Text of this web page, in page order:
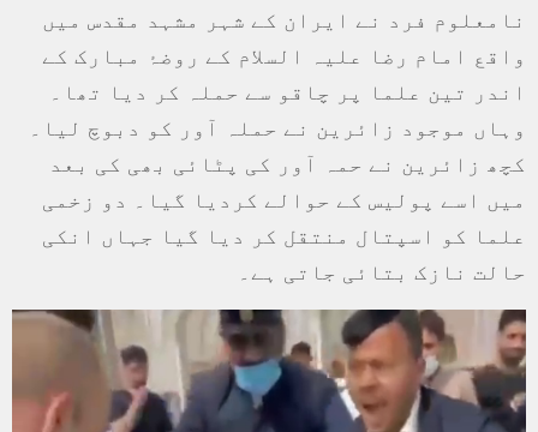
نامعلوم فرد نے ایران کے شہر مشہد مقدس میں
واقع امام رضا علیہ السلام کے روضۂ مبارک کے
اندر تین علما پر چاقو سے حملہ کر دیا تھا۔
وہاں موجود زائرین نے حملہ آور کو دبوچ لیا۔
کچھ زائرین نے حمہ آور کی پٹائی بھی کی بعد
میں اسے پولیس کے حوالے کردیا گیا۔ دو زخمی
علما کو اسپتال منتقل کر دیا گیا جہاں انکی
حالت نازک بتائی جاتی ہے۔